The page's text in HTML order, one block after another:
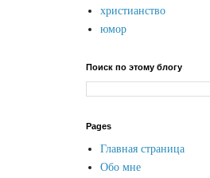
христианство
юмор
Поиск по этому блогу
Pages
Главная страница
Обо мне